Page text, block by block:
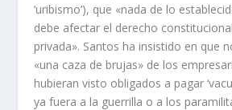
‘uribismo’), que «nada de lo
debe afectar el derecho
privada». Santos ha insistido en que
«una caza de brujas» de los
hubieran visto obligados a pagar
ya fuera a la guerrilla o a los